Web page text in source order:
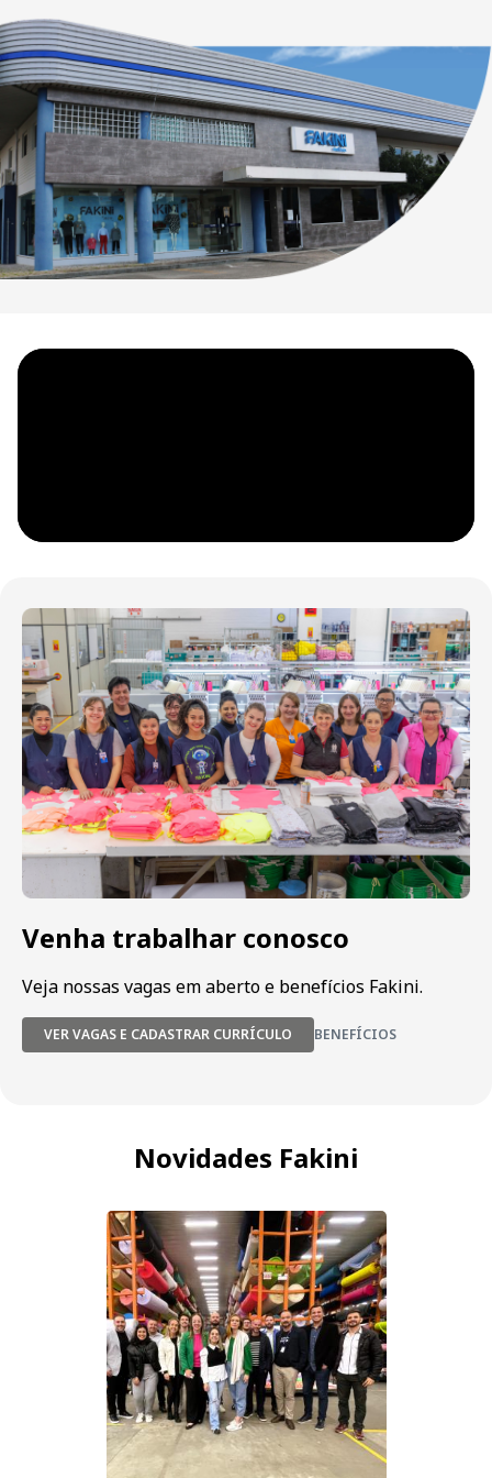
Venha trabalhar conosco
Veja nossas vagas em aberto e benefícios Fakini.
VER VAGAS E CADASTRAR CURRÍCULO BENEFÍCIOS
Novidades Fakini